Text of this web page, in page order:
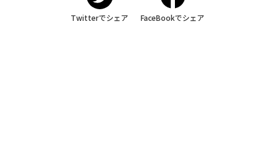
Twitterでシェア FaceBookでシェア